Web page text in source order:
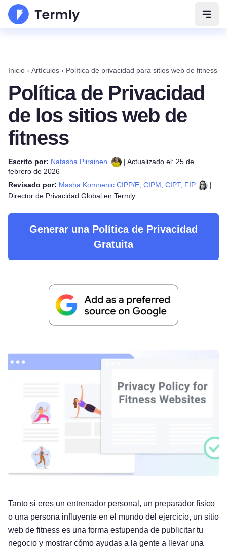
Abrir
Inicio › Artículos › Política de privacidad para sitios web de fitness
Política de Privacidad
de los sitios web de
fitness
Escrito por: Natasha Piirainen
| Actualizado el: 25 de
febrero de 2026
Revisado por: Masha Komnenic CIPP/E, CIPM, CIPT, FIP
|
Director de Privacidad Global en Termly
Generar una Política de Privacidad
Gratuita
Tanto si eres un entrenador personal, un preparador físico
o una persona influyente en el mundo del ejercicio, un sitio
web de fitness es una forma estupenda de publicitar tu
negocio y mostrar cómo ayudas a la gente a llevar una